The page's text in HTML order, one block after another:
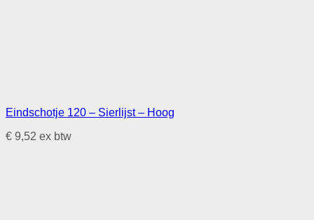
Eindschotje 120 – Sierlijst – Hoog
€ 9,52 ex btw